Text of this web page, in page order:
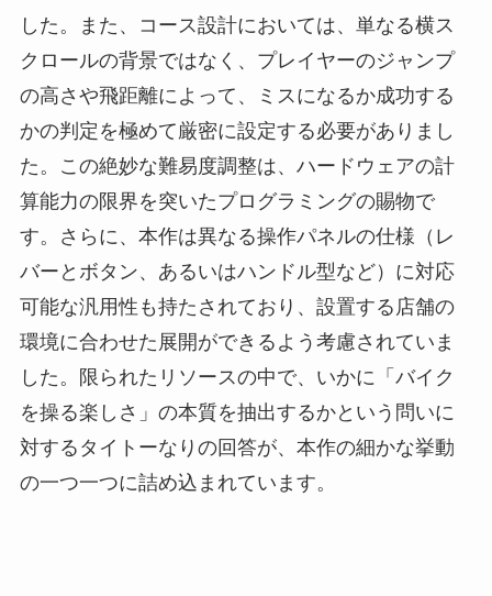
した。また、コース設計においては、単なる横ス
クロールの背景ではなく、プレイヤーのジャンプ
の高さや飛距離によって、ミスになるか成功する
かの判定を極めて厳密に設定する必要がありまし
た。この絶妙な難易度調整は、ハードウェアの計
算能力の限界を突いたプログラミングの賜物で
す。さらに、本作は異なる操作パネルの仕様（レ
バーとボタン、あるいはハンドル型など）に対応
可能な汎用性も持たされており、設置する店舗の
環境に合わせた展開ができるよう考慮されていま
した。限られたリソースの中で、いかに「バイク
を操る楽しさ」の本質を抽出するかという問いに
対するタイトーなりの回答が、本作の細かな挙動
の一つ一つに詰め込まれています。